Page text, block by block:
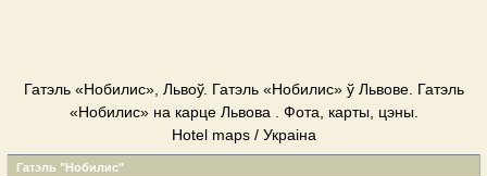
Гатэль «Нобилис», Львоў. Гатэль «Нобилис» ў Львове. Гатэль
«Нобилис» на карце Львова . Фота, карты, цэны.
Hotel maps / Украіна
Гатэль "Нобилис"